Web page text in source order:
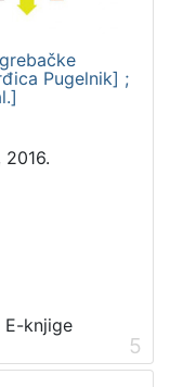
Pugelnik] ;
E-knjige
5